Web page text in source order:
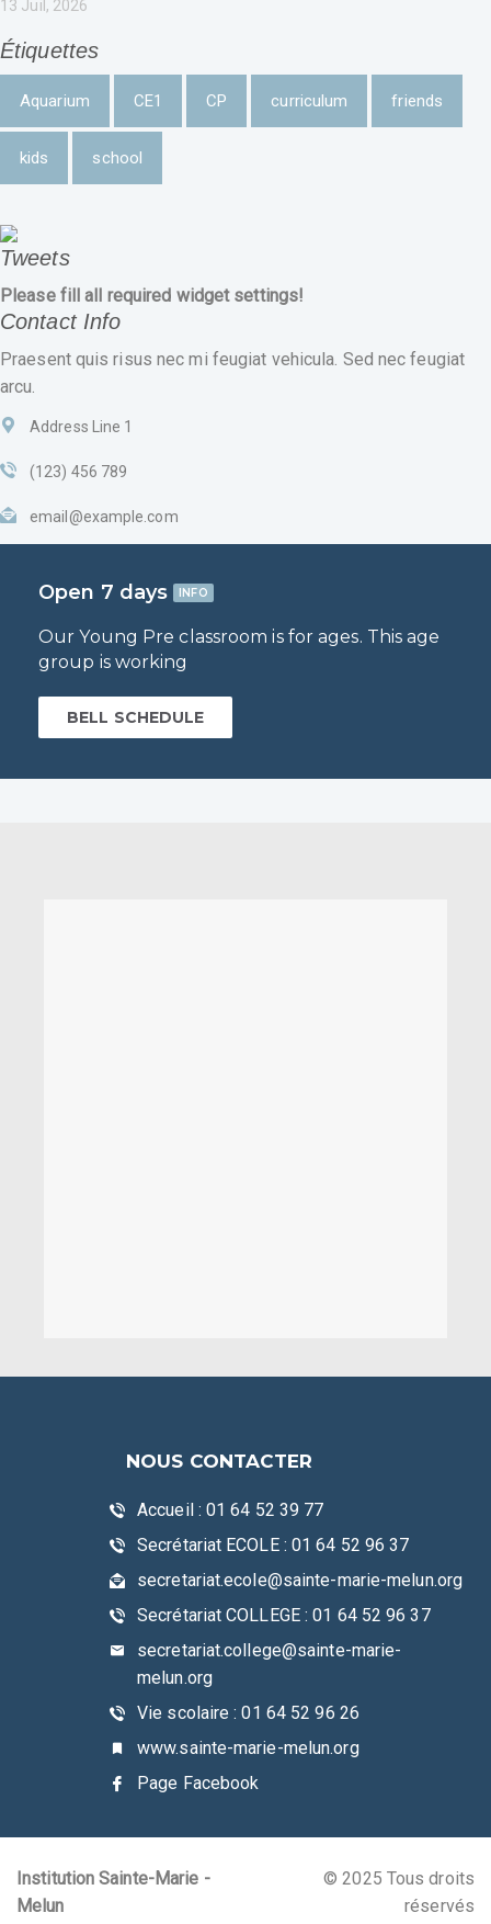
13 Juil, 2026
Étiquettes
Aquarium CE1 CP curriculum friends
kids school
Tweets
Please fill all required widget settings!
Contact Info
Praesent quis risus nec mi feugiat vehicula. Sed nec feugiat
arcu.
Address Line 1
(123) 456 789
email@example.com
Open 7 days INFO
Our Young Pre classroom is for ages. This age
group is working
BELL SCHEDULE
NOUS CONTACTER
Accueil : 01 64 52 39 77
Secrétariat ECOLE : 01 64 52 96 37
secretariat.ecole@sainte-marie-melun.org
Secrétariat COLLEGE : 01 64 52 96 37
secretariat.college@sainte-marie-
melun.org
Vie scolaire : 01 64 52 96 26
www.sainte-marie-melun.org
Page Facebook
Institution Sainte-Marie -
Melun
© 2025 Tous droits
réservés